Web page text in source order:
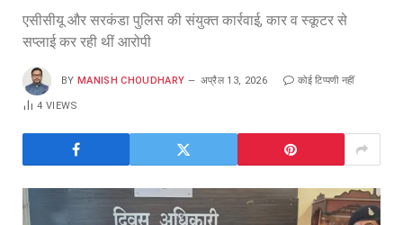
एसीसीयू और सरकंडा पुलिस की संयुक्त कार्रवाई, कार व स्कूटर से
सप्लाई कर रही थीं आरोपी
BY MANISH CHOUDHARY अप्रैल 13, 2026 कोई टिप्पणी नहीं
4VIEWS